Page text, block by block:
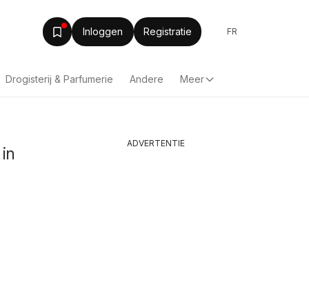
Inloggen Registratie FR
Drogisterij & Parfumerie Andere Meer
ADVERTENTIE